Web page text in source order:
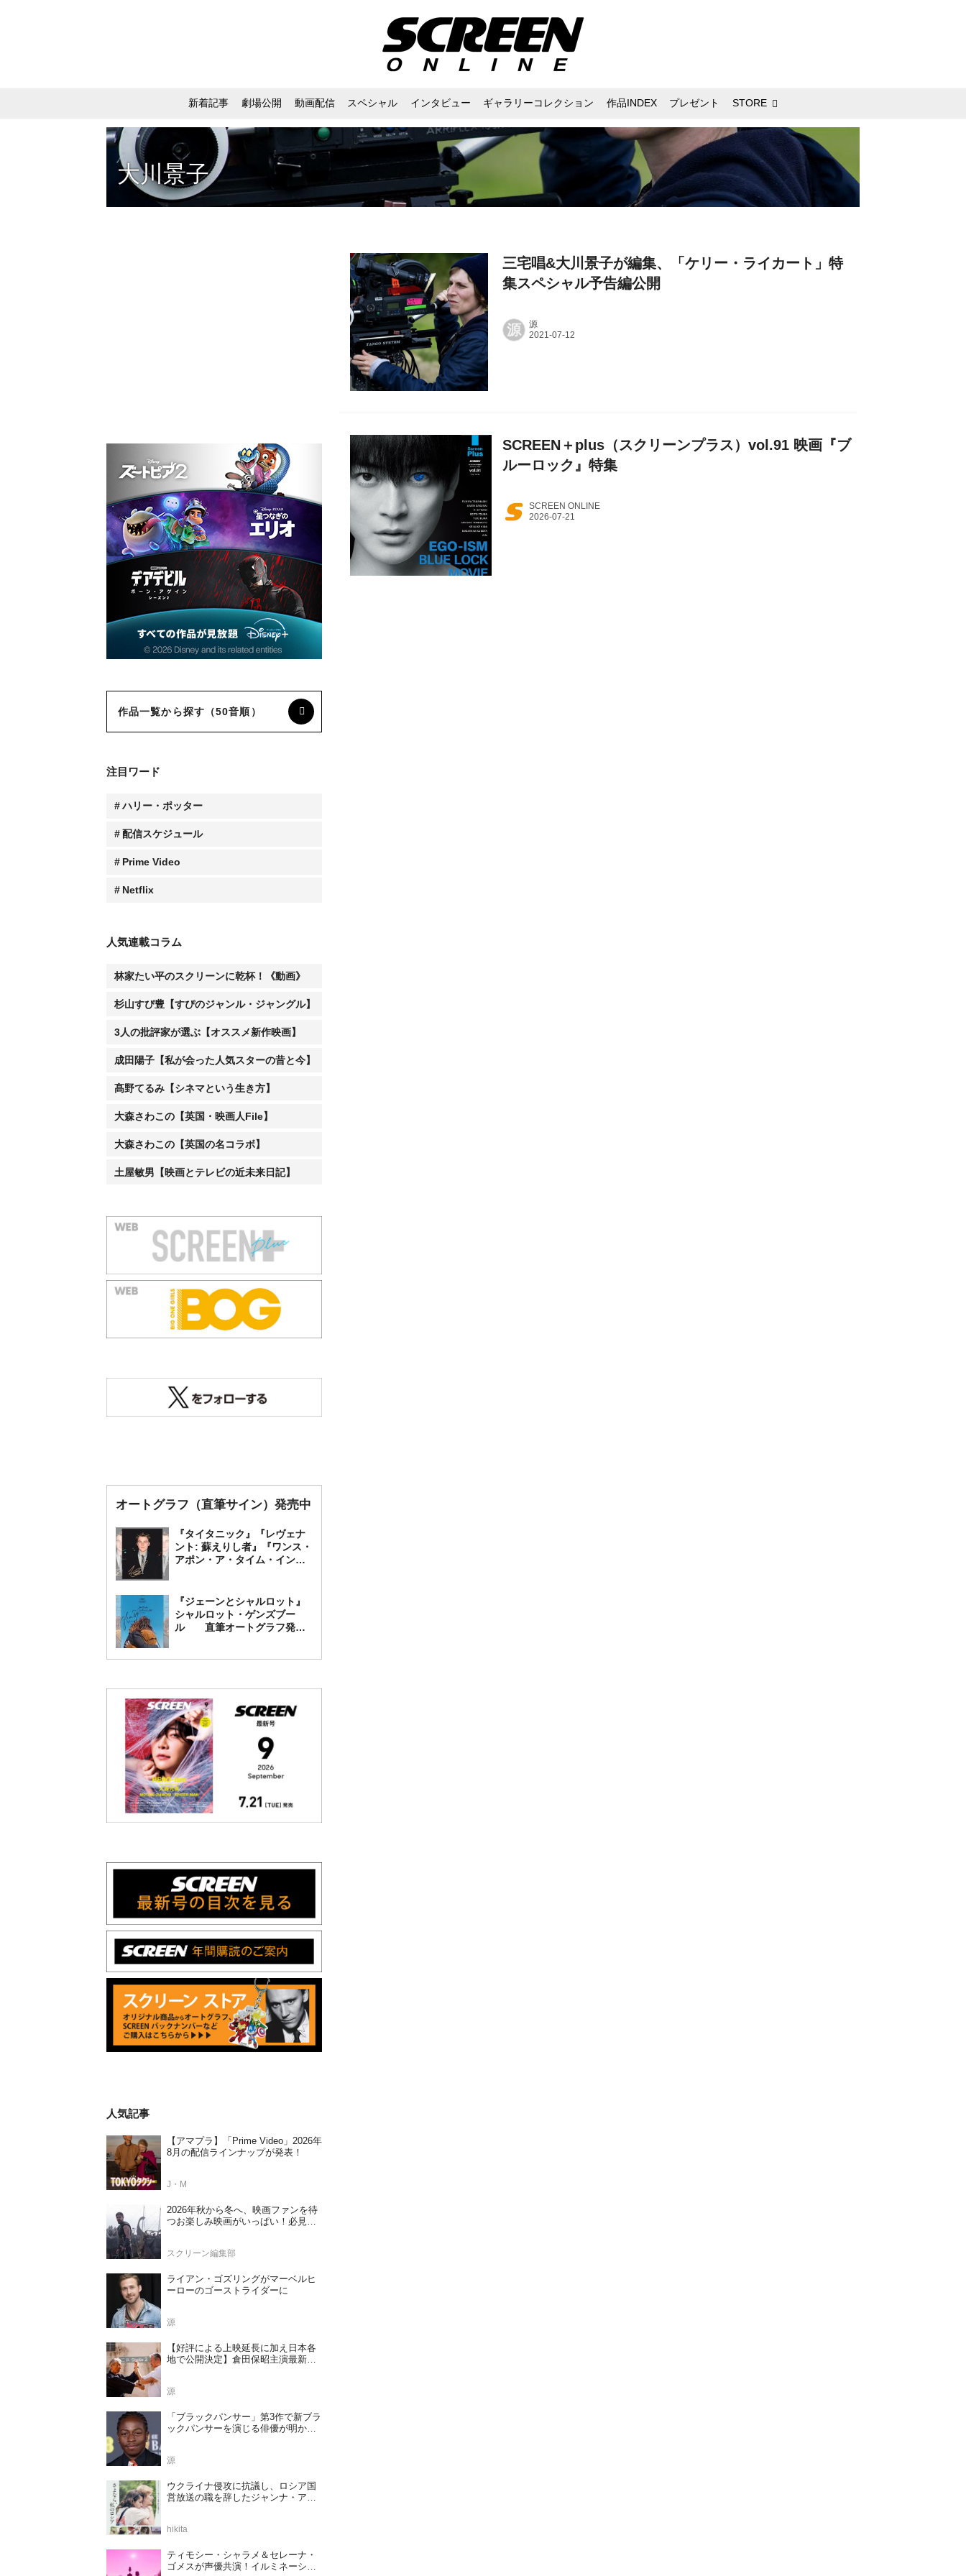
新着記事 劇場公開 動画配信 スペシャル インタビュー ギャラリーコレクション 作品INDEX プレゼント STORE
大川景子
三宅唱&大川景子が編集、「ケリー・ライカート」特
集スペシャル予告編公開
源 源
SCREEN＋plus（スクリーンプラス）vol.91 映画『ブ
ルーロック』特集
SCREEN ONLINE
作品一覧から探す（50音順）
注目ワード
ハリー・ポッター
配信スケジュール
Prime Video
Netflix
人気連載コラム
林家たい平のスクリーンに乾杯！《動画》
杉山すぴ豊【すぴのジャンル・ジャングル】
3人の批評家が選ぶ【オススメ新作映画】
成田陽子【私が会った人気スターの昔と今】
髙野てるみ【シネマという生き方】
大森さわこの【英国・映画人File】
大森さわこの【英国の名コラボ】
土屋敏男【映画とテレビの近未来日記】
オートグラフ（直筆サイン）発売中
『タイタニック』『レヴェナ
ント: 蘇えりし者』『ワンス・
アポン・ア・タイム・イン・
フ発売中
『ジェーンとシャルロット』
シャルロット・ゲンズブー
ル 直筆オートグラフ発売
人気記事
【アマプラ】「Prime Video」2026年
8月の配信ラインナップが発表！
J・M
2026年秋から冬へ、映画ファンを待
つお楽しみ映画がいっぱい！必見の
スクリーン編集部
ライアン・ゴズリングがマーベルヒ
ーローのゴーストライダーに
源
【好評による上映延長に加え日本各
地で公開決定】倉田保昭主演最新作
源
「ブラックパンサー」第3作で新ブラ
ックパンサーを演じる俳優が明かさ
源
ウクライナ侵攻に抗議し、ロシア国
営放送の職を辞したジャンナ・アガ
決定
hikita
ティモシー・シャラメ＆セレーナ・
ゴメスが声優共演！イルミネーショ